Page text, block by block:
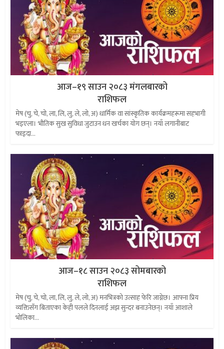
आज–१९ साउन २०८३ मंगलबारको
राशिफल
मेष (चु, चे, चो, ला, लि, लु, ले, लो, अ) धार्मिक वा सांस्कृतिक कार्यक्रमहरूमा सहभागी
भइएला। भौतिक सुख सुविधा जुटाउन धन खर्चका योग छन्। नयाँ लगानीबाट
फाइदा...
आज–१८ साउन २०८३ सोमबारको
राशिफल
मेष (चु, चे, चो, ला, लि, लु, ले, लो, अ) मनभित्रको उत्साह फेरि जाग्नेछ। आफ्ना प्रिय
व्यक्तिसँग बिताएका केही पलले दिनलाई अझ सुन्दर बनाउनेछन्। नयाँ आशाले
भोलिका...